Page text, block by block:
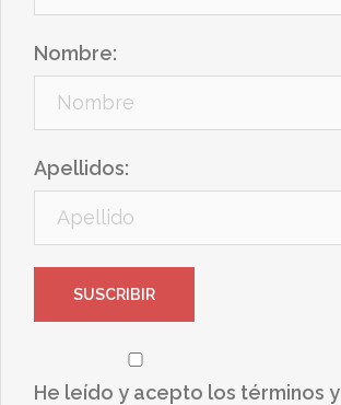
Nombre:
Apellidos:
He leído y acepto los términos y